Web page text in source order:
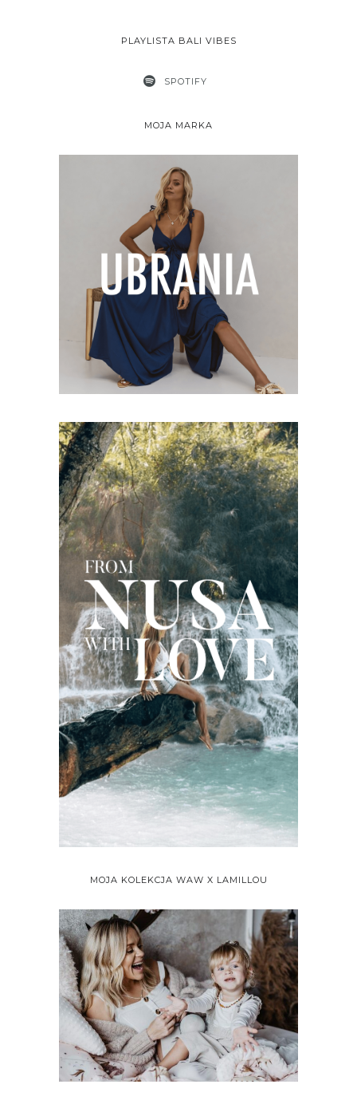
PLAYLISTA BALI VIBES
SPOTIFY
MOJA MARKA
MOJA KOLEKCJA WAW X LAMILLOU